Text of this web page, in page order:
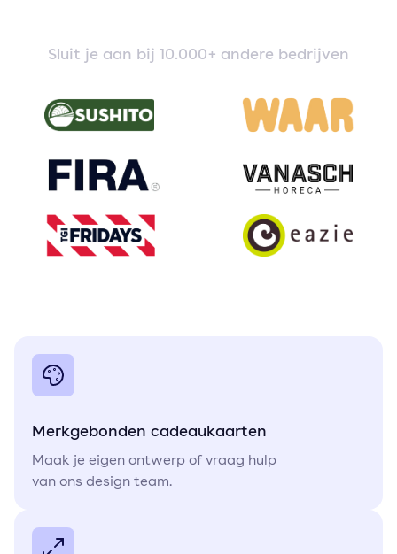
Sluit je aan bij 10.000+ andere bedrijven
Merkgebonden cadeaukaarten
Maak je eigen ontwerp of vraag hulp
van ons design team.